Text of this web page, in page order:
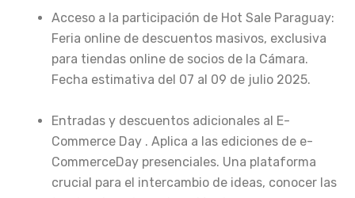
Acceso a la participación de Hot Sale Paraguay:
Feria online de descuentos masivos, exclusiva
para tiendas online de socios de la Cámara.
Fecha estimativa del 07 al 09 de julio 2025.
Entradas y descuentos adicionales al E-
Commerce Day . Aplica a las ediciones de e-
CommerceDay presenciales. Una plataforma
crucial para el intercambio de ideas, conocer las